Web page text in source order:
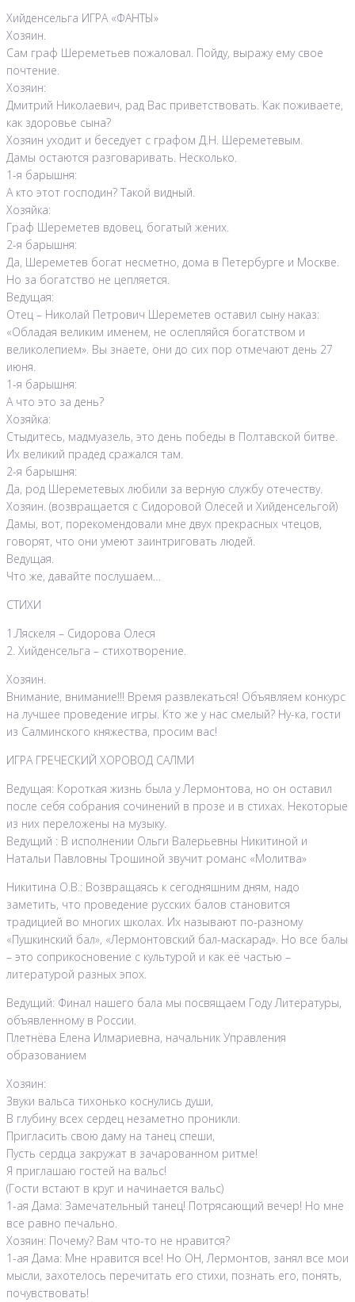
Хийденсельга ИГРА «ФАНТЫ»
Хозяин.
Сам граф Шереметьев пожаловал. Пойду, выражу ему свое
почтение.
Хозяин:
Дмитрий Николаевич, рад Вас приветствовать. Как поживаете,
как здоровье сына?
Хозяин уходит и беседует с графом Д.Н. Шереметевым.
Дамы остаются разговаривать. Несколько.
1-я барышня:
А кто этот господин? Такой видный.
Хозяйка:
Граф Шереметев вдовец, богатый жених.
2-я барышня:
Да, Шереметев богат несметно, дома в Петербурге и Москве.
Но за богатство не цепляется.
Ведущая:
Отец – Николай Петрович Шереметев оставил сыну наказ:
«Обладая великим именем, не ослепляйся богатством и
великолепием». Вы знаете, они до сих пор отмечают день 27
июня.
1-я барышня:
А что это за день?
Хозяйка:
Стыдитесь, мадмуазель, это день победы в Полтавской битве.
Их великий прадед сражался там.
2-я барышня:
Да, род Шереметевых любили за верную службу отечеству.
Хозяин. (возвращается с Сидоровой Олесей и Хийденсельгой)
Дамы, вот, порекомендовали мне двух прекрасных чтецов,
говорят, что они умеют заинтриговать людей.
Ведущая.
Что же, давайте послушаем…
СТИХИ
1.Ляскеля – Сидорова Олеся
2. Хийденсельга – стихотворение.
Хозяин.
Внимание, внимание!!! Время развлекаться! Объявляем конкурс
на лучшее проведение игры. Кто же у нас смелый? Ну-ка, гости
из Салминского княжества, просим вас!
ИГРА ГРЕЧЕСКИЙ ХОРОВОД САЛМИ
Ведущая: Короткая жизнь была у Лермонтова, но он оставил
после себя собрания сочинений в прозе и в стихах. Некоторые
из них переложены на музыку.
Ведущий : В исполнении Ольги Валерьевны Никитиной и
Натальи Павловны Трошиной звучит романс «Молитва»
Никитина О.В.: Возвращаясь к сегодняшним дням, надо
заметить, что проведение русских балов становится
традицией во многих школах. Их называют по-разному
«Пушкинский бал», «Лермонтовский бал-маскарад». Но все балы
– это соприкосновение с культурой и как её частью –
литературой разных эпох.
Ведущий: Финал нашего бала мы посвящаем Году Литературы,
объявленному в России.
Плетнёва Елена Илмариевна, начальник Управления
образованием
Хозяин:
Звуки вальса тихонько коснулись души,
В глубину всех сердец незаметно проникли.
Пригласить свою даму на танец спеши,
Пусть сердца закружат в зачарованном ритме!
Я приглашаю гостей на вальс!
(Гости встают в круг и начинается вальс)
1-ая Дама: Замечательный танец! Потрясающий вечер! Но мне
все равно печально.
Хозяин: Почему? Вам что-то не нравится?
1-ая Дама: Мне нравится все! Но ОН, Лермонтов, занял все мои
мысли, захотелось перечитать его стихи, познать его, понять,
почувствовать!